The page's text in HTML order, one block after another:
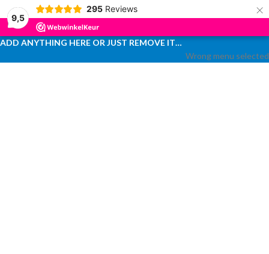
9,5
295 Reviews ×
Skip to navigation
Skip to main content
ADD ANYTHING HERE OR JUST REMOVE IT…
Wrong menu selected